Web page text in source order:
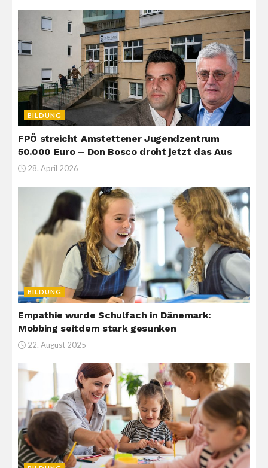
BILDUNG
FPÖ streicht Amstettener Jugendzentrum
50.000 Euro – Don Bosco droht jetzt das Aus
28. April 2026
BILDUNG
Empathie wurde Schulfach in Dänemark:
Mobbing seitdem stark gesunken
22. August 2025